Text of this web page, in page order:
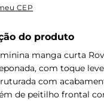
CEP
do produto
manga curta
com toque
com
de peitilho frontal